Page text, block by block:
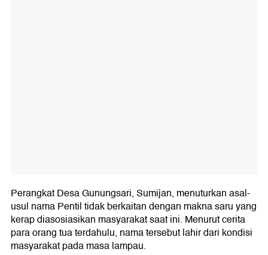
Perangkat Desa Gunungsari, Sumijan, menuturkan asal-
usul nama Pentil tidak berkaitan dengan makna saru yang
kerap diasosiasikan masyarakat saat ini. Menurut cerita
para orang tua terdahulu, nama tersebut lahir dari kondisi
masyarakat pada masa lampau.